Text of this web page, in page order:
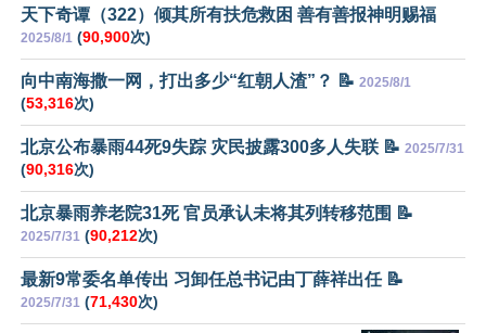
天下奇谭（322）倾其所有扶危救困 善有善报神明赐福
2025/8/1 (90,900次)
向中南海撒一网，打出多少“红朝人渣”？ 📝 2025/8/1
(53,316次)
北京公布暴雨44死9失踪 灾民披露300多人失联 📝 2025/7/31
(90,316次)
北京暴雨养老院31死 官员承认未将其列转移范围 📝
2025/7/31 (90,212次)
最新9常委名单传出 习卸任总书记由丁薛祥出任 📝
2025/7/31 (71,430次)